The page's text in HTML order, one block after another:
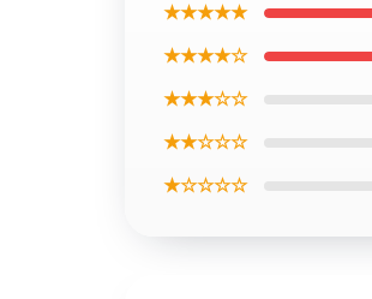
★★★★★
★★★★☆
★★★☆☆
★★☆☆☆
★☆☆☆☆